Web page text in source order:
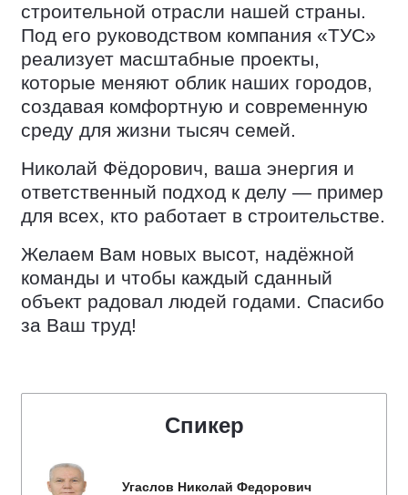
строительной отрасли нашей страны.
Под его руководством компания «ТУС»
реализует масштабные проекты,
которые меняют облик наших городов,
создавая комфортную и современную
среду для жизни тысяч семей.
Николай Фёдорович, ваша энергия и
ответственный подход к делу — пример
для всех, кто работает в строительстве.
Желаем Вам новых высот, надёжной
команды и чтобы каждый сданный
объект радовал людей годами. Спасибо
за Ваш труд!
Спикер
Угаслов Николай Федорович